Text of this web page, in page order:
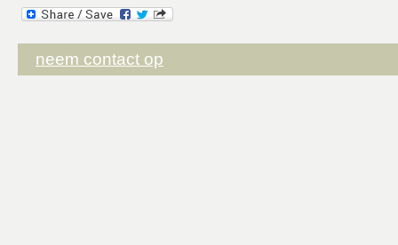
neem contact op